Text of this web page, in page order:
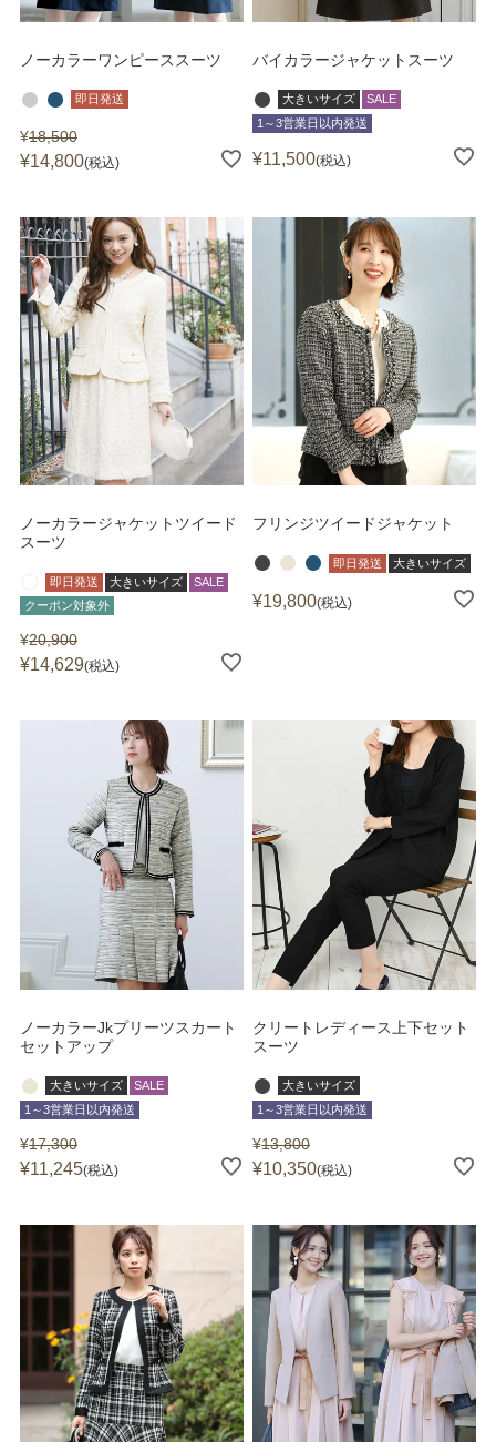
ノーカラーワンピーススーツ
即日発送
¥18,500
¥14,800 税込
バイカラージャケットスーツ
大きいサイズ
SALE
1～3営業日以内発送
¥11,500 税込
ノーカラージャケットツイード
スーツ
即日発送 大きいサイズ
SALE
クーポン対象外
¥20,900
¥14,629 税込
フリンジツイードジャケット
即日発送 大きいサイズ
¥19,800 税込
ノーカラーJkプリーツスカート
セットアップ
大きいサイズ
SALE
1～3営業日以内発送
¥17,300
¥11,245 税込
クリートレディース上下セット
スーツ
大きいサイズ
1～3営業日以内発送
¥13,800
¥10,350 税込